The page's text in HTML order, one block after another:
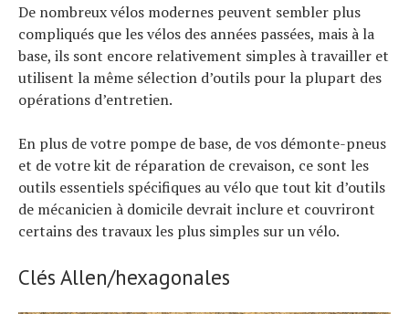
De nombreux vélos modernes peuvent sembler plus
compliqués que les vélos des années passées, mais à la
base, ils sont encore relativement simples à travailler et
utilisent la même sélection d’outils pour la plupart des
opérations d’entretien.
En plus de votre pompe de base, de vos démonte-pneus
et de votre kit de réparation de crevaison, ce sont les
outils essentiels spécifiques au vélo que tout kit d’outils
de mécanicien à domicile devrait inclure et couvriront
certains des travaux les plus simples sur un vélo.
Clés Allen/hexagonales